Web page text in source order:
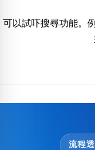
位置分類
可以試吓搜尋功能。
流程